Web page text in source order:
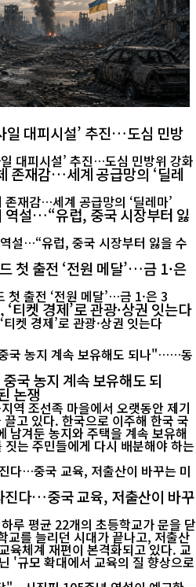
일 대피시설’ 추진…도심 민방
존재감…세계 공급망의 ‘딜레
역설…“유럽, 중국 시장부터 잃
첫 출전 ‘전원 메달’…금 1·은
켓 경제’로 관광·상권 잇는다
국 농지 계속 보유해도 되
논쟁
역 조선족 마을에서 오랫동안 제기
고 있다. 한국으로 이주해 한국 국
남겨둔 농지와 주택을 계속 보유해
는 주민들에게 다시 배분해야 하는
진다…중국 교육, 저출산이 바꾸
루 평균 22개의 초등학교가 문을 닫
교를 늘리던 시대가 끝나고, 저출산
육체계 재편이 본격화되고 있다. 교
'규모 확대에서 교육의 질 향상으로